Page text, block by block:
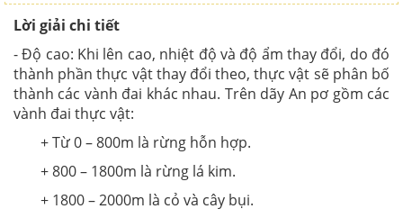
Lời giải chi tiết
- Độ cao: Khi lên cao, nhiệt độ và độ ẩm thay đổi, do đó
thành phần thực vật thay đổi theo, thực vật sẽ phân bố
thành các vành đai khác nhau. Trên dãy An pơ gồm các
vành đai thực vật:
+ Từ 0 – 800m là rừng hỗn hợp.
+ 800 – 1800m là rừng lá kim.
+ 1800 – 2000m là cỏ và cây bụi.